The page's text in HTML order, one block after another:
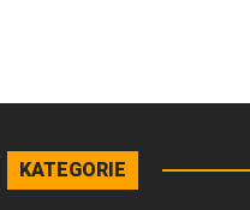
KATEGORIE